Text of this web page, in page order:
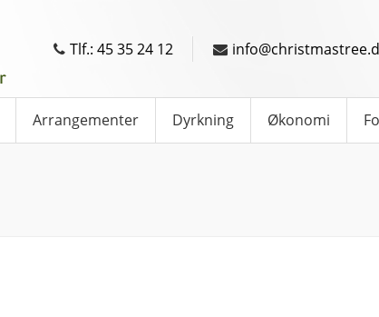
Tlf.: 45 35 24 12
Arrangementer Dyrkning Økonomi